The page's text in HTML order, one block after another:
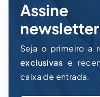
Seja o primeiro a
exclusivas e
caixa de entrada.